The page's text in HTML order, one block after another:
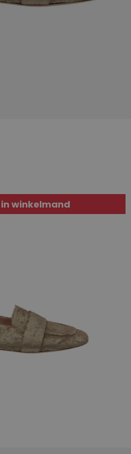
winkelmand